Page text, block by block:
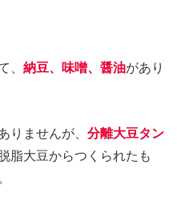
、 納豆、味噌、醤油があり
りませんが、 分離大豆タン
脂大豆からつくられたも